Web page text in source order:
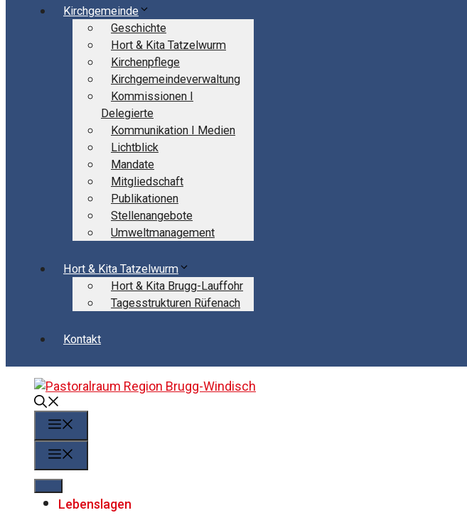
Kirchgemeinde
Geschichte
Hort & Kita Tatzelwurm
Kirchenpflege
Kirchgemeindeverwaltung
Kommissionen I
Delegierte
Kommunikation I Medien
Lichtblick
Mandate
Mitgliedschaft
Publikationen
Stellenangebote
Umweltmanagement
Hort & Kita Tatzelwurm
Hort & Kita Brugg-Lauffohr
Tagesstrukturen Rüfenach
Kontakt
Lebenslagen